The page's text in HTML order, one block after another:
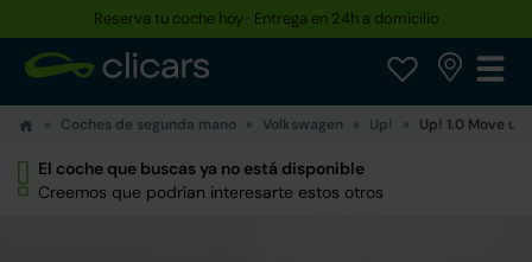
Reserva tu coche hoy · Entrega en 24h a domicilio
Coches de segunda mano Volkswagen Up! Up! 1.0 Move up!
El coche que buscas ya no está disponible
Creemos que podrían interesarte estos otros